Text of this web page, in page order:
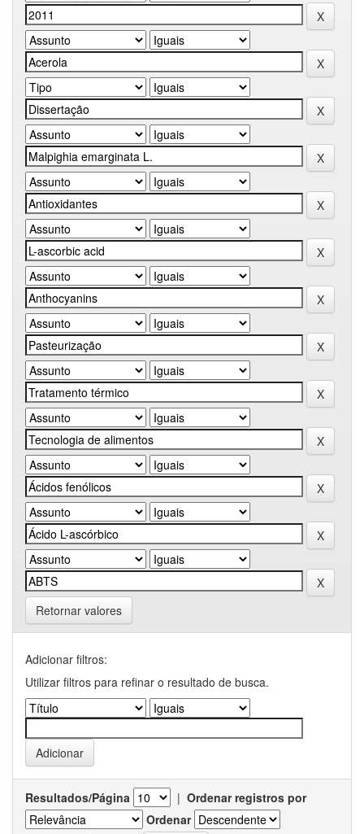
Retornar valores
Adicionar filtros:
Utilizar filtros para refinar o resultado de busca.
Resultados/Página | Ordenar registros por
Ordenar